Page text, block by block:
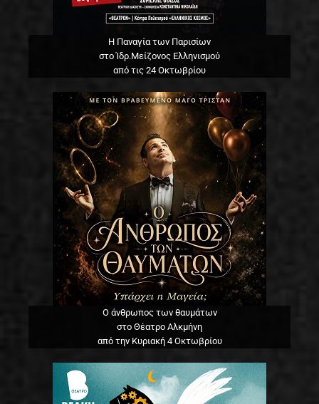
Η Παναγία των Παρισίων
στο Ίδρ.Μείζονος Ελληνισμού
από τις 24 Οκτωβρίου
Ο άνθρωπος των θαυμάτων
στο Θέατρο Αλκμήνη
από την Κυριακή 4 Οκτωβρίου